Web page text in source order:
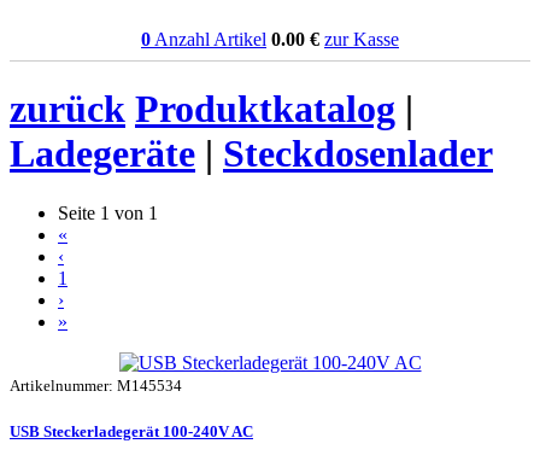
0 Anzahl Artikel 0.00 € zur Kasse
zurück Produktkatalog |
Ladegeräte | Steckdosenlader
Seite 1 von 1
«
‹
1
›
»
Artikelnummer: M145534
USB Steckerladegerät 100-240V AC